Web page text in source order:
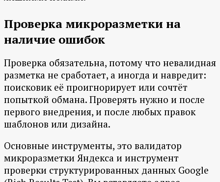
Проверка микроразметки на
наличие ошибок
Проверка обязательна, потому что невалидная
разметка не сработает, а иногда и навредит:
поисковик её проигнорирует или сочтёт
попыткой обмана. Проверять нужно и после
первого внедрения, и после любых правок
шаблонов или дизайна.
Основные инструменты, это валидатор
микроразметки Яндекса и инструмент
проверки структурированных данных Google